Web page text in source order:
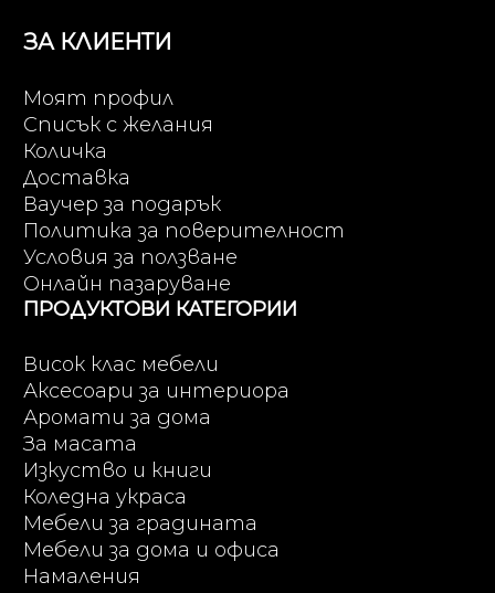
ЗА КЛИЕНТИ
Моят профил
Списък с желания
Количка
Доставка
Ваучер за подарък
Политика за поверителност
Условия за ползване
Онлайн пазаруване
ПРОДУКТОВИ КАТЕГОРИИ
Висок клас мебели
Аксесоари за интериора
Аромати за дома
За масата
Изкуство и книги
Коледна украса
Мебели за градината
Мебели за дома и офиса
Намаления